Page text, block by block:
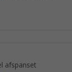
afspanset